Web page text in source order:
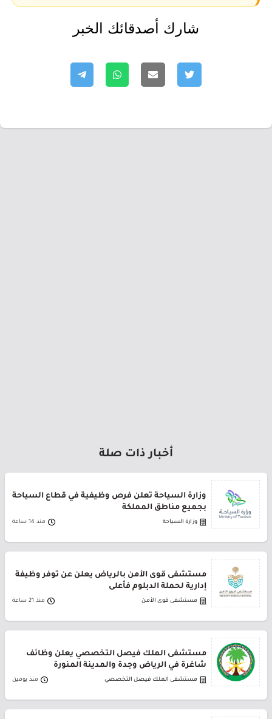
شارك أصدقائك الخبر
أخبار ذات صلة
وزارة السياحة تعلن فرص وظيفية في قطاع السياحة
بجميع مناطق المملكة
وزارة السياحة منذ 14 ساعة
مستشفى قوى الأمن بالرياض يعلن عن توفر وظيفة
إدارية لحملة الدبلوم فأعلى
مستشفى قوى الأمن منذ 21 ساعة
مستشفى الملك فيصل التخصصي يعلن وظائف
شاغرة في الرياض وجدة والمدينة المنورة
مستشفى الملك فيصل التخصصي منذ يومين